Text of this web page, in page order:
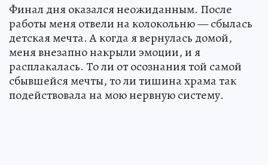
Финал дня оказался неожиданным. После
работы меня отвели на колокольню — сбылась
детская мечта. А когда я вернулась домой,
меня внезапно накрыли эмоции, и я
расплакалась. То ли от осознания той самой
сбывшейся мечты, то ли тишина храма так
подействовала на мою нервную систему.